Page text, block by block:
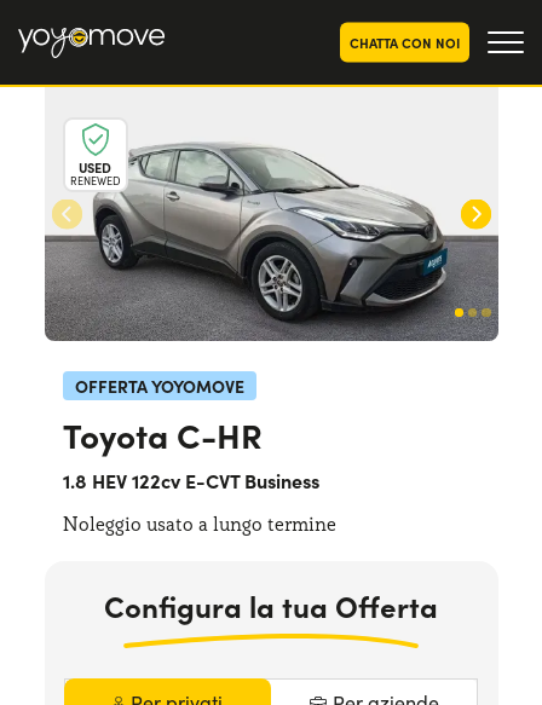
CHATTA CON NOI
OFFERTE NOLEGGIOLUNGO TERMINE
Privati
Aziende e P.IVA
OFFERTE NOLEGGIO
AUTO USATE
CHI SIAMO
La nostra storia
Lavora con noi
COME FUNZIONA
PERCHÉ CONVIENE
SCEGLI UN PAESE
USED
RENEWED
OFFERTA YOYOMOVE
Toyota C-HR
1.8 HEV 122cv E-CVT Business
Noleggio usato a lungo termine
Configura la tua Offerta